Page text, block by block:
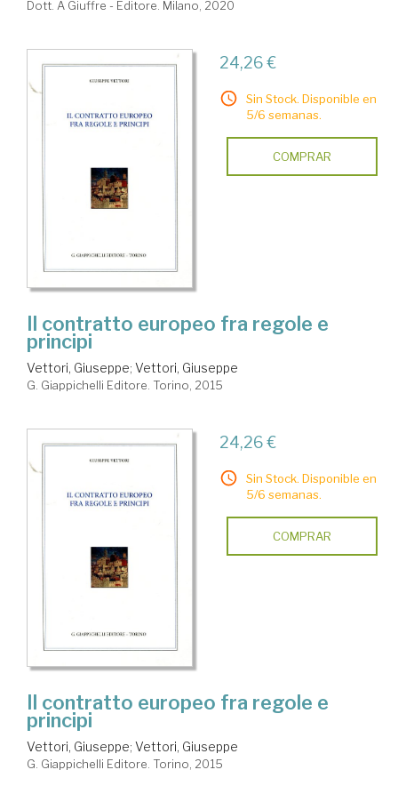
Dott. A Giuffre - Editore. Milano, 2020
24,26 €
Sin Stock. Disponible en
5/6 semanas.
COMPRAR
Il contratto europeo fra regole e
principi
Vettori, Giuseppe; Vettori, Giuseppe
G. Giappichelli Editore. Torino, 2015
24,26 €
Sin Stock. Disponible en
5/6 semanas.
COMPRAR
Il contratto europeo fra regole e
principi
Vettori, Giuseppe; Vettori, Giuseppe
G. Giappichelli Editore. Torino, 2015